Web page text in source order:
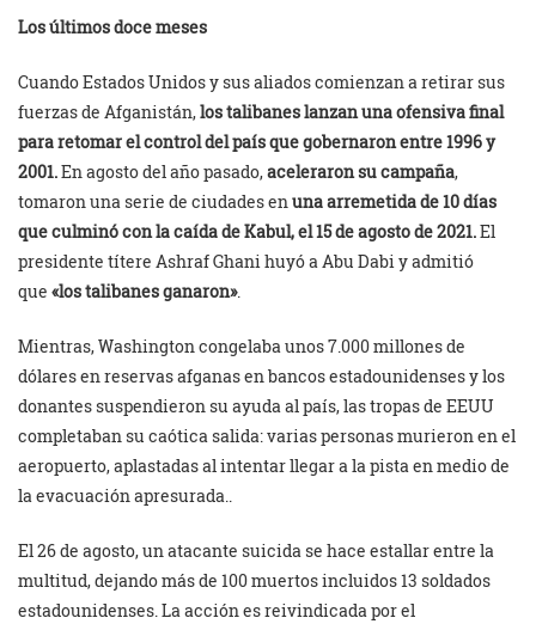
Los últimos doce meses
Cuando Estados Unidos y sus aliados comienzan a retirar sus
fuerzas de Afganistán,los talibanes lanzan una ofensiva final
para retomar el control del país que gobernaron entre 1996 y
2001.En agosto del año pasado,aceleraron su campaña,
tomaron una serie de ciudades enuna arremetida de 10 días
que culminó con la caída de Kabul, el 15 de agosto de 2021.El
presidente títere Ashraf Ghani huyó a Abu Dabi y admitió
que «los talibanes ganaron».
Mientras, Washington congelaba unos 7.000 millones de
dólares en reservas afganas en bancos estadounidenses y los
donantes suspendieron su ayuda al país, las tropas de EEUU
completaban su caótica salida: varias personas murieron en el
aeropuerto, aplastadas al intentar llegar a la pista en medio de
la evacuación apresurada..
El 26 de agosto, un atacante suicida se hace estallar entre la
multitud, dejando más de 100 muertos incluidos 13 soldados
estadounidenses. La acción es reivindicada por el